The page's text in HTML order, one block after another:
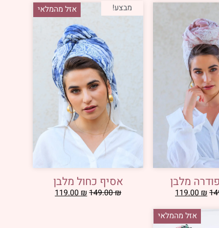
מלבן
119.00₪
אזל מהמלאי מבצע!
אסיף כחול מלבן
149.00₪
119.00₪
אזל מהמלאי